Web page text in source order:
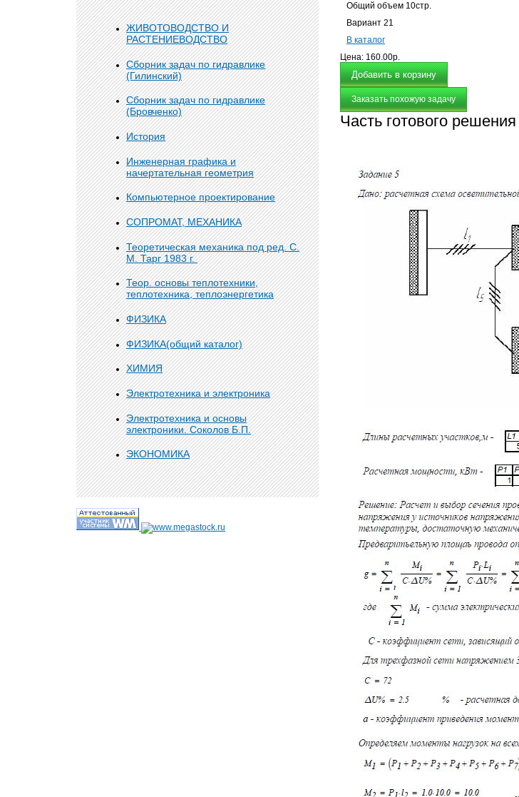
ЖИВОТОВОДСТВО И
РАСТЕНИЕВОДСТВО
Сборник задач по гидравлике
(Гилинский)
Сборник задач по гидравлике
(Бровченко)
История
Инженерная графика и
начертательная геометрия
Компьютерное проектирование
СОПРОМАТ, МЕХАНИКА
Теоретическая механика под ред. С.
М. Тарг 1983 г.
Теор. основы теплотехники,
теплотехника, теплоэнергетика
ФИЗИКА
ФИЗИКА(общий каталог)
ХИМИЯ
Электротехника и электроника
Электротехника и основы
электроники. Соколов Б.П.
ЭКОНОМИКА
Общий объем 10стр.
Вариант 21
В каталог
Цена: 160.00р.
Заказать похожую задачу
Часть готового решения